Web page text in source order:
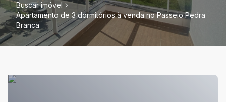
Buscar imóvel
Apartamento de 3 dormitórios à venda no Passeio Pedra
Branca